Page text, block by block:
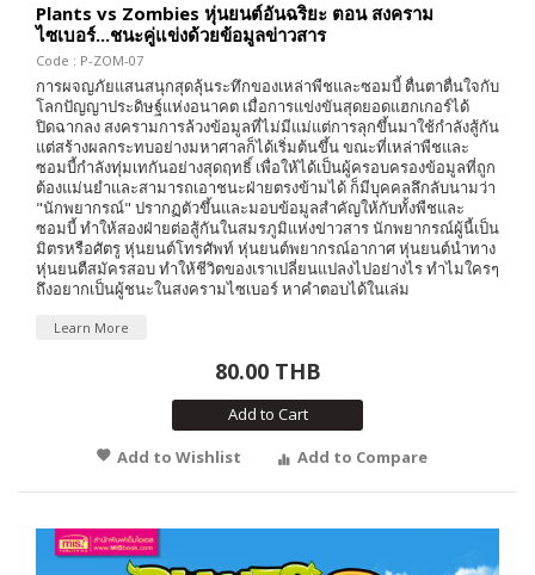
Plants vs Zombies หุ่นยนต์อันฉริยะ ตอน สงคราม
ไซเบอร์...ชนะคู่แข่งด้วยข้อมูลข่าวสาร
Code : P-ZOM-07
การผจญภัยแสนสนุกสุดลุ้นระทึกของเหล่าพืชและซอมบี้ ตื่นตาตื่นใจกับ
โลกปัญญาประดิษฐ์แห่งอนาคต เมื่อการแข่งขันสุดยอดแฮกเกอร์ได้
ปิดฉากลง สงครามการล้วงข้อมูลที่ไม่มีแม่แต่การลุกขึ้นมาใช้กำลังสู้กัน
แต่สร้างผลกระทบอย่างมหาศาลก็ได้เริ่มต้นขึ้น ขณะที่เหล่าพืชและ
ซอมบี้กำลังทุ่มเทกันอย่างสุดฤทธิ์ เพื่อให้ได้เป็นผู้ครอบครองข้อมูลที่ถูก
ต้องแม่นยำและสามารถเอาชนะฝ่ายตรงข้ามได้ ก็มีบุคคลลึกลับนามว่า
"นักพยากรณ์" ปรากฏตัวขึ้นและมอบข้อมูลสำคัญให้กับทั้งพืชและ
ซอมบี้ ทำให้สองฝ่ายต่อสู้กันในสมรภูมิแห่งข่าวสาร นักพยากรณ์ผู้นี้เป็น
มิตรหรือศัตรู หุ่นยนต์โทรศัพท์ หุ่นยนต์พยากรณ์อากาศ หุ่นยนต์นำทาง
หุ่นยนตืสมัครสอบ ทำให้ชีวิตของเราเปลี่ยนแปลงไปอย่างไร ทำไมใครๆ
ถึงอยากเป็นผู้ชนะในสงครามไซเบอร์ หาคำตอบได้ในเล่ม
Learn More
80.00 THB
Add to Cart
Add to Wishlist
Add to Compare